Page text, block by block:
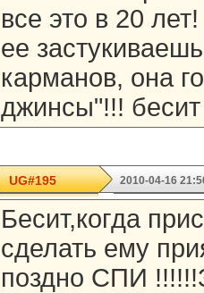
все это в 20
ее
карманов, она
джинсы"!!!
UG#195 2010-04-16
Бесит,когда
сделать ему
поздно СПИ